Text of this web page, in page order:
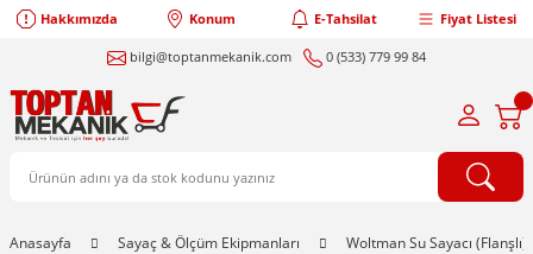
Hakkımızda Konum E-Tahsilat Fiyat Listesi
bilgi@toptanmekanik.com 0 (533) 779 99 84
Anasayfa Sayaç & Ölçüm Ekipmanları Woltman Su Sayacı (Flanşlı)